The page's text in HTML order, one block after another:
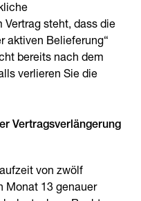
Vertrag steht, dass die
aktiven Belieferung“
bereits nach dem
verlieren Sie die
Vertragsverlängerung
von zwölf
Monat 13 genauer